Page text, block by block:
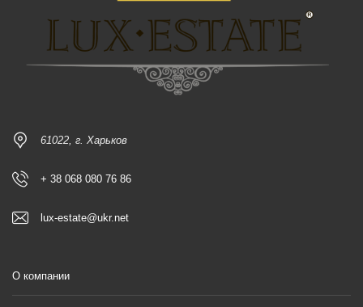
61022, г. Харьков
+ 38 068 080 76 86
lux-estate@ukr.net
О компании